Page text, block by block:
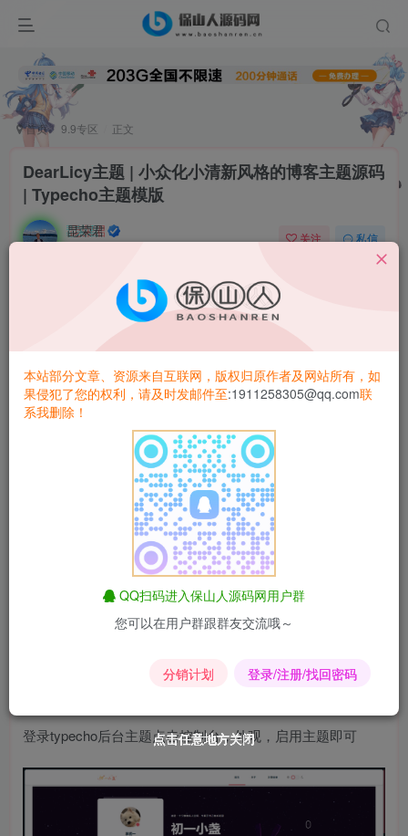
首页 9.9专区 正文
DearLicy主题 | 小众化小清新风格的博客主题源码
| Typecho主题模版
昆荣君
2年前更新
关注 私信
Typecho所支持的所有版本php 简约、小众、优雅
安装教程
php7+mysql56+ng+phpmyadmin
主题，一键install安装
登录typecho后台主题点击控制台，外观，启用主题即可
点击任意地方关闭
点击任意地方关闭
点击任意地方关闭
点击任意地方关闭
点击任意地方关闭
点击任意地方关闭
本站部分文章、资源来自互联网，版权归原作者及网站所有，如
果侵犯了您的权利，请及时发邮件至:1911258305@qq.com联
系我删除！
QQ扫码进入保山人源码网用户群
您可以在用户群跟群友交流哦～
分销计划 登录/注册/找回密码